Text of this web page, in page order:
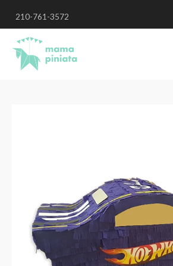
210-761-3572